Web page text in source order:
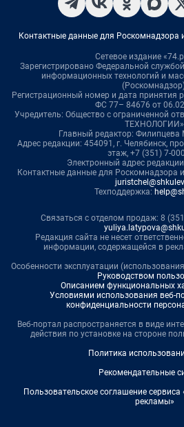
Контактные данные для Роскомнадзора
Сетевое издание
Зарегистрировано Федеральной
информационных технологий и
Регистрационный номер и дата принятия
ФС 77– 84676 от
Учредитель: Общество с ограниченной
ТЕХНОЛОГИИ»
Главный редактор: Филипцева
Адрес редакции: 454091, г. Челябинск,
этаж, +7 (351) 7-
Электронный адрес
Контактные данные для Роскомнадзора
Техподдержка:
Связаться с отделом продаж: 8
Редакция сайта не несет
информации, содержащейся в
Особенности эксплуатации
Руководством
Описанием функциональных
Условиями использования веб-
конфиденциальности
Веб-портал распространяется в виде
действия по установке на стороне
Политика
Рекомендательные
Пользовательское соглашение
рекламы»